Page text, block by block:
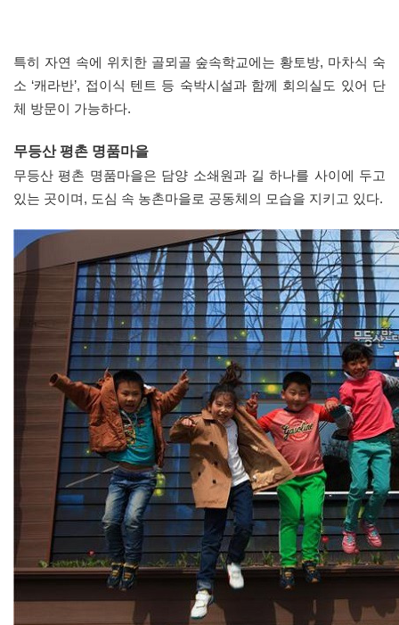
특히 자연 속에 위치한 골뫼골 숲속학교에는 황토방, 마차식 숙
소 ‘캐라반’, 접이식 텐트 등 숙박시설과 함께 회의실도 있어 단
체 방문이 가능하다.
무등산 평촌 명품마을
무등산 평촌 명품마을은 담양 소쇄원과 길 하나를 사이에 두고
있는 곳이며, 도심 속 농촌마을로 공동체의 모습을 지키고 있다.